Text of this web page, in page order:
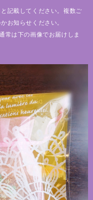
記載してください。複数ご
お知らせください。
常は下の画像でお届けしま